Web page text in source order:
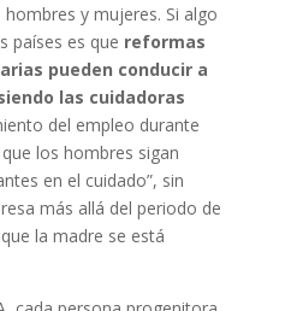
y mujeres. Si algo
países es que reformas
pueden conducir a
las cuidadoras
del empleo durante
los hombres sigan
en el cuidado”, sin
más allá del periodo de
la madre se está